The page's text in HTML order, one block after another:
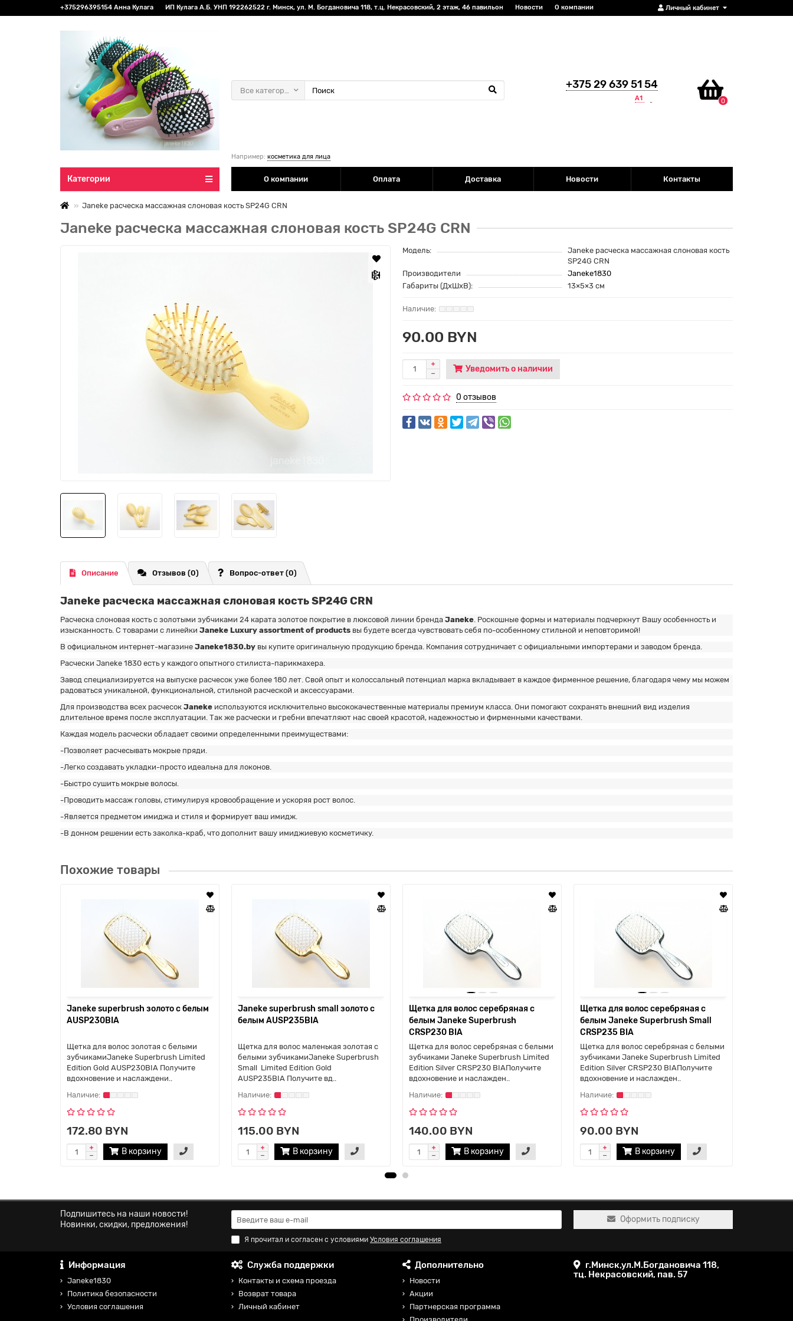
Личный кабинет
+375296395154 Анна Кулага ИП Кулага А.Б. УНП 192262522 г. Минск, ул. М. Богдановича 118, т.ц. Некрасовский, 2 этаж, 46 павильон Новости О компании
+375 29 639 51 54
А1 0
Все категории
Например: косметика для лица
Категории О компании Оплата Доставка Новости Контакты
Janeke расческа массажная слоновая кость SP24G CRN
Janeke расческа массажная слоновая кость SP24G CRN
Модель:
Janeke расческа массажная слоновая кость
SP24G CRN
Производители
Janeke1830
Габариты (ДхШхВ):
13×5×3 см
90.00 BYN
Уведомить о наличии
0 отзывов
Описание Отзывов (0) Вопрос-ответ (0)
Janeke расческа массажная слоновая кость SP24G CRN
Расческа слоновая кость с золотыми зубчиками 24 карата золотое покрытие в люксовой линии бренда Janeke. Роскошные формы и материалы подчеркнут Вашу особенность и
изысканность. С товарами с линейки Janeke Luxury assortment of products вы будете всегда чувствовать себя по-особенному стильной и неповторимой!
В официальном интернет-магазине Janeke1830.by вы купите оригинальную продукцию бренда. Компания сотрудничает с официальными импортерами и заводом бренда.
Расчески Janeke 1830 есть у каждого опытного стилиста-парикмахера.
Завод специализируется на выпуске расчесок уже более 180 лет. Свой опыт и колоссальный потенциал марка вкладывает в каждое фирменное решение, благодаря чему мы можем
радоваться уникальной, функциональной, стильной расческой и аксессуарами.
Для производства всех расчесок Janeke используются исключительно высококачественные материалы премиум класса. Они помогают сохранять внешний вид изделия
длительное время после эксплуатации. Так же расчески и гребни впечатляют нас своей красотой, надежностью и фирменными качествами.
Каждая модель расчески обладает своими определенными преимуществами:
-Позволяет расчесывать мокрые пряди.
-Легко создавать укладки-просто идеальна для локонов.
-Быстро сушить мокрые волосы.
-Проводить массаж головы, стимулируя кровообращение и ускоряя рост волос.
-Является предметом имиджа и стиля и формирует ваш имидж.
-В донном решении есть заколка-краб, что дополнит вашу имиджиевую косметичку.
Похожие товары
Janeke superbrush золото с белым
AUSP230BIA
Щетка для волос золотая с белыми
зубчикамиJaneke Superbrush Limited
Edition Gold AUSP230BIA Получите
вдохновение и наслаждени..
172.80 BYN
В корзину
Janeke superbrush small золото с
белым AUSP235BIA
Щетка для волос маленькая золотая с
белыми зубчикамиJaneke Superbrush
Small Limited Edition Gold
AUSP235BIA Получите вд..
115.00 BYN
В корзину
Щетка для волос серебряная с
белым Janeke Superbrush
CRSP230 BIA
Щетка для волос серебряная с белыми
зубчиками Janeke Superbrush Limited
Edition Silver CRSP230 BIAПолучите
вдохновение и наслажден..
140.00 BYN
В корзину
Щетка для волос серебряная с
белым Janeke Superbrush Small
CRSP235 BIA
Щетка для волос серебряная с белыми
зубчиками Janeke Superbrush Limited
Edition Silver CRSP230 BIAПолучите
вдохновение и наслажден..
90.00 BYN
В корзину
Подпишитесь на наши новости!
Новинки, скидки, предложения!
Я прочитал и согласен с условиями Условия соглашения
Оформить подписку
Информация
Janeke1830
Политика безопасности
Условия соглашения
Служба поддержки
Контакты и схема проезда
Возврат товара
Личный кабинет
Дополнительно
Новости
Акции
Партнерская программа
г.Минск,ул.М.Богдановича 118,
тц. Некрасовский, пав. 57